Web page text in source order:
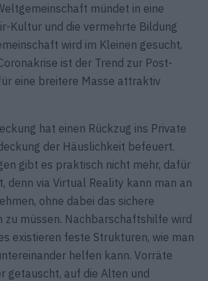
mündet in eine
Kultur und die vermehrte Bildung
wird im Kleinen gesucht,
ist der Trend zur Post-
eine breitere Masse attraktiv
hat einen Rückzug ins Private
der Häuslichkeit befeuert.
gibt es praktisch nicht mehr, dafür
denn via Virtual Reality kann man an
ohne dabei das sichere
zu müssen. Nachbarschaftshilfe wird
existieren feste Strukturen, wie man
helfen kann. Vorräte
getauscht, auf die Alten und